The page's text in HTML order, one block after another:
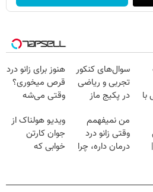
سوال‌های کنکور
تجربی و ریاضی
در پکیج ماز
هنوز برای زانو درد
قرص میخوری؟
وقتی می‌شه
درمانش کرد؟؟؟؟
من نمیفهمم
وقتی زانو درد
درمان داره، چرا
ویدیو هولناک از
جوان کارتن
خوابی که